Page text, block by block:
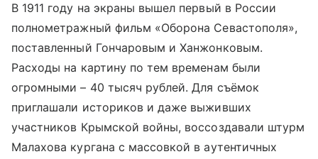
В 1911 году на экраны вышел первый в России
полнометражный фильм «Оборона Севастополя»,
поставленный Гончаровым и Ханжонковым.
Расходы на картину по тем временам были
огромными – 40 тысяч рублей. Для съёмок
приглашали историков и даже выживших
участников Крымской войны, воссоздавали штурм
Малахова кургана с массовкой в аутентичных